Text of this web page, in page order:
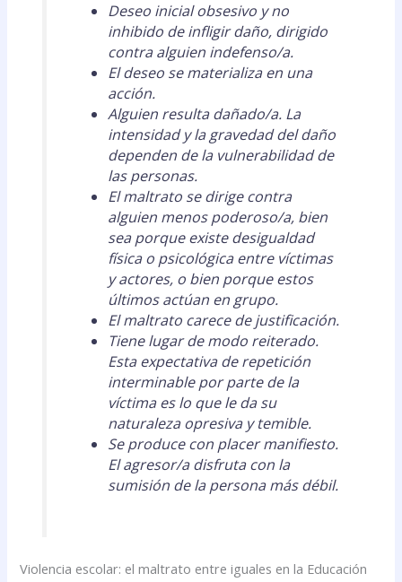
Deseo inicial obsesivo y no
inhibido de infligir daño, dirigido
contra alguien indefenso/a.
El deseo se materializa en una
acción.
Alguien resulta dañado/a. La
intensidad y la gravedad del daño
dependen de la vulnerabilidad de
las personas.
El maltrato se dirige contra
alguien menos poderoso/a, bien
sea porque existe desigualdad
física o psicológica entre víctimas
y actores, o bien porque estos
últimos actúan en grupo.
El maltrato carece de justificación.
Tiene lugar de modo reiterado.
Esta expectativa de repetición
interminable por parte de la
víctima es lo que le da su
naturaleza opresiva y temible.
Se produce con placer manifiesto.
El agresor/a disfruta con la
sumisión de la persona más débil.
Violencia escolar: el maltrato entre iguales en la Educación